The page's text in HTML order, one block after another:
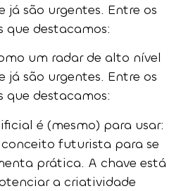
já são urgentes. Entre os
destacamos:
um radar de alto nível
já são urgentes. Entre os
destacamos:
é (mesmo) para usar:
futurista para se
prática. A chave está
a criatividade